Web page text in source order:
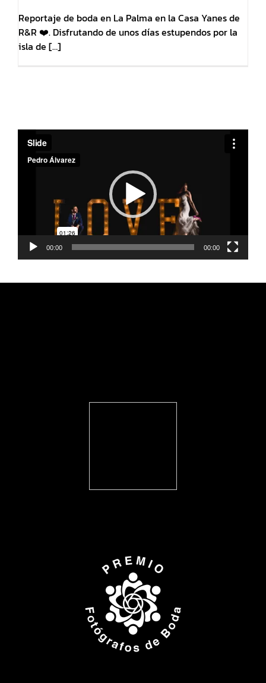
Reportaje de boda en La Palma en la Casa Yanes de
R&R ❤️. Disfrutando de unos días estupendos por la
isla de […]
Reproductor
vídeo
00:00 00:00